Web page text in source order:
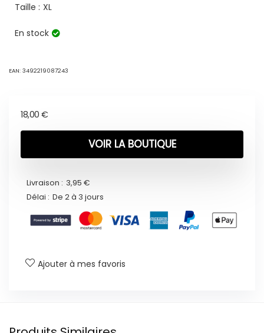
Taille : XL
En stock
EAN: 3492219087243
18,00 €
VOIR LA BOUTIQUE
Livraison : 3,95 €
Délai : De 2 à 3 jours
Ajouter à mes favoris